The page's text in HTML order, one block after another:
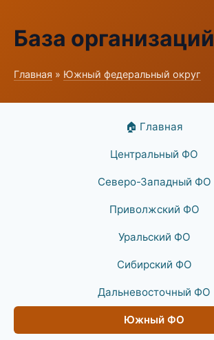
База организаций
Главная » Южный федеральный округ
🏠 Главная
Центральный ФО
Северо-Западный ФО
Приволжский ФО
Уральский ФО
Сибирский ФО
Дальневосточный ФО
Южный ФО